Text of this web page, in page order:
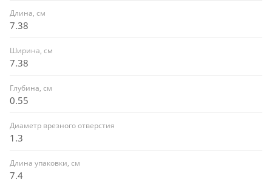
Длина, см
7.38
Ширина, см
7.38
Глубина, см
0.55
Диаметр врезного отверстия
1.3
Длина упаковки, см
7.4